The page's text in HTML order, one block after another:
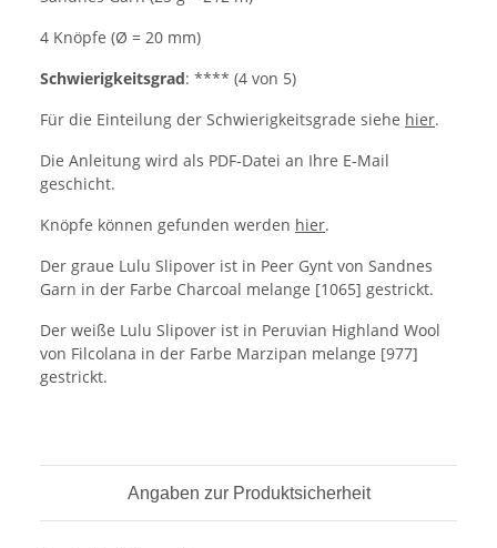
4 Knöpfe (Ø = 20 mm)
Schwierigkeitsgrad: **** (4 von 5)
Für die Einteilung der Schwierigkeitsgrade siehe hier.
Die Anleitung wird als PDF-Datei an Ihre E-Mail
geschicht.
Knöpfe können gefunden werden hier.
Der graue Lulu Slipover ist in Peer Gynt von Sandnes
Garn in der Farbe Charcoal melange [1065] gestrickt.
Der weiße Lulu Slipover ist in Peruvian Highland Wool
von Filcolana in der Farbe Marzipan melange [977]
gestrickt.
Angaben zur Produktsicherheit